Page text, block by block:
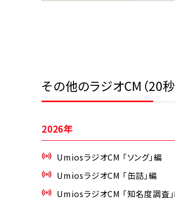
その他のラジオCM（20秒
2026年
UmiosラジオCM 「ソング」編
UmiosラジオCM 「缶詰」編
UmiosラジオCM 「知名度調査